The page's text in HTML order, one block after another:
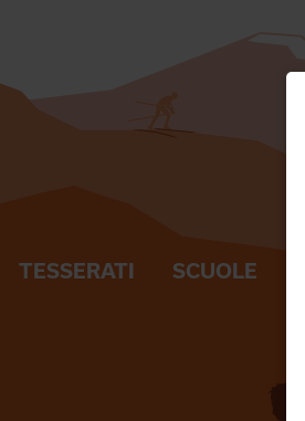
TESSERATI SCUOLE